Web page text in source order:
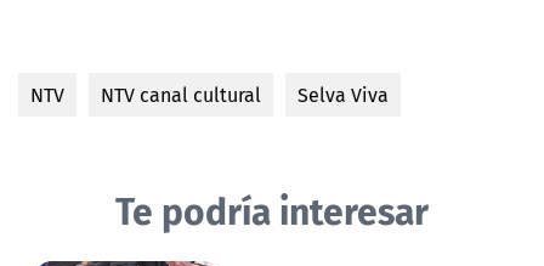
NTV NTV canal cultural Selva Viva
Te podría interesar